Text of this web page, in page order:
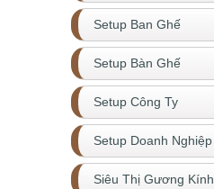
Setup Ban Ghế
Setup Bàn Ghế
Setup Công Ty
Setup Doanh Nghiệp
Siêu Thị Gương Kính